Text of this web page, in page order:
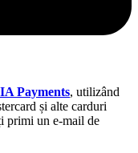
Payments, utilizând
și alte carduri
primi un e-mail de